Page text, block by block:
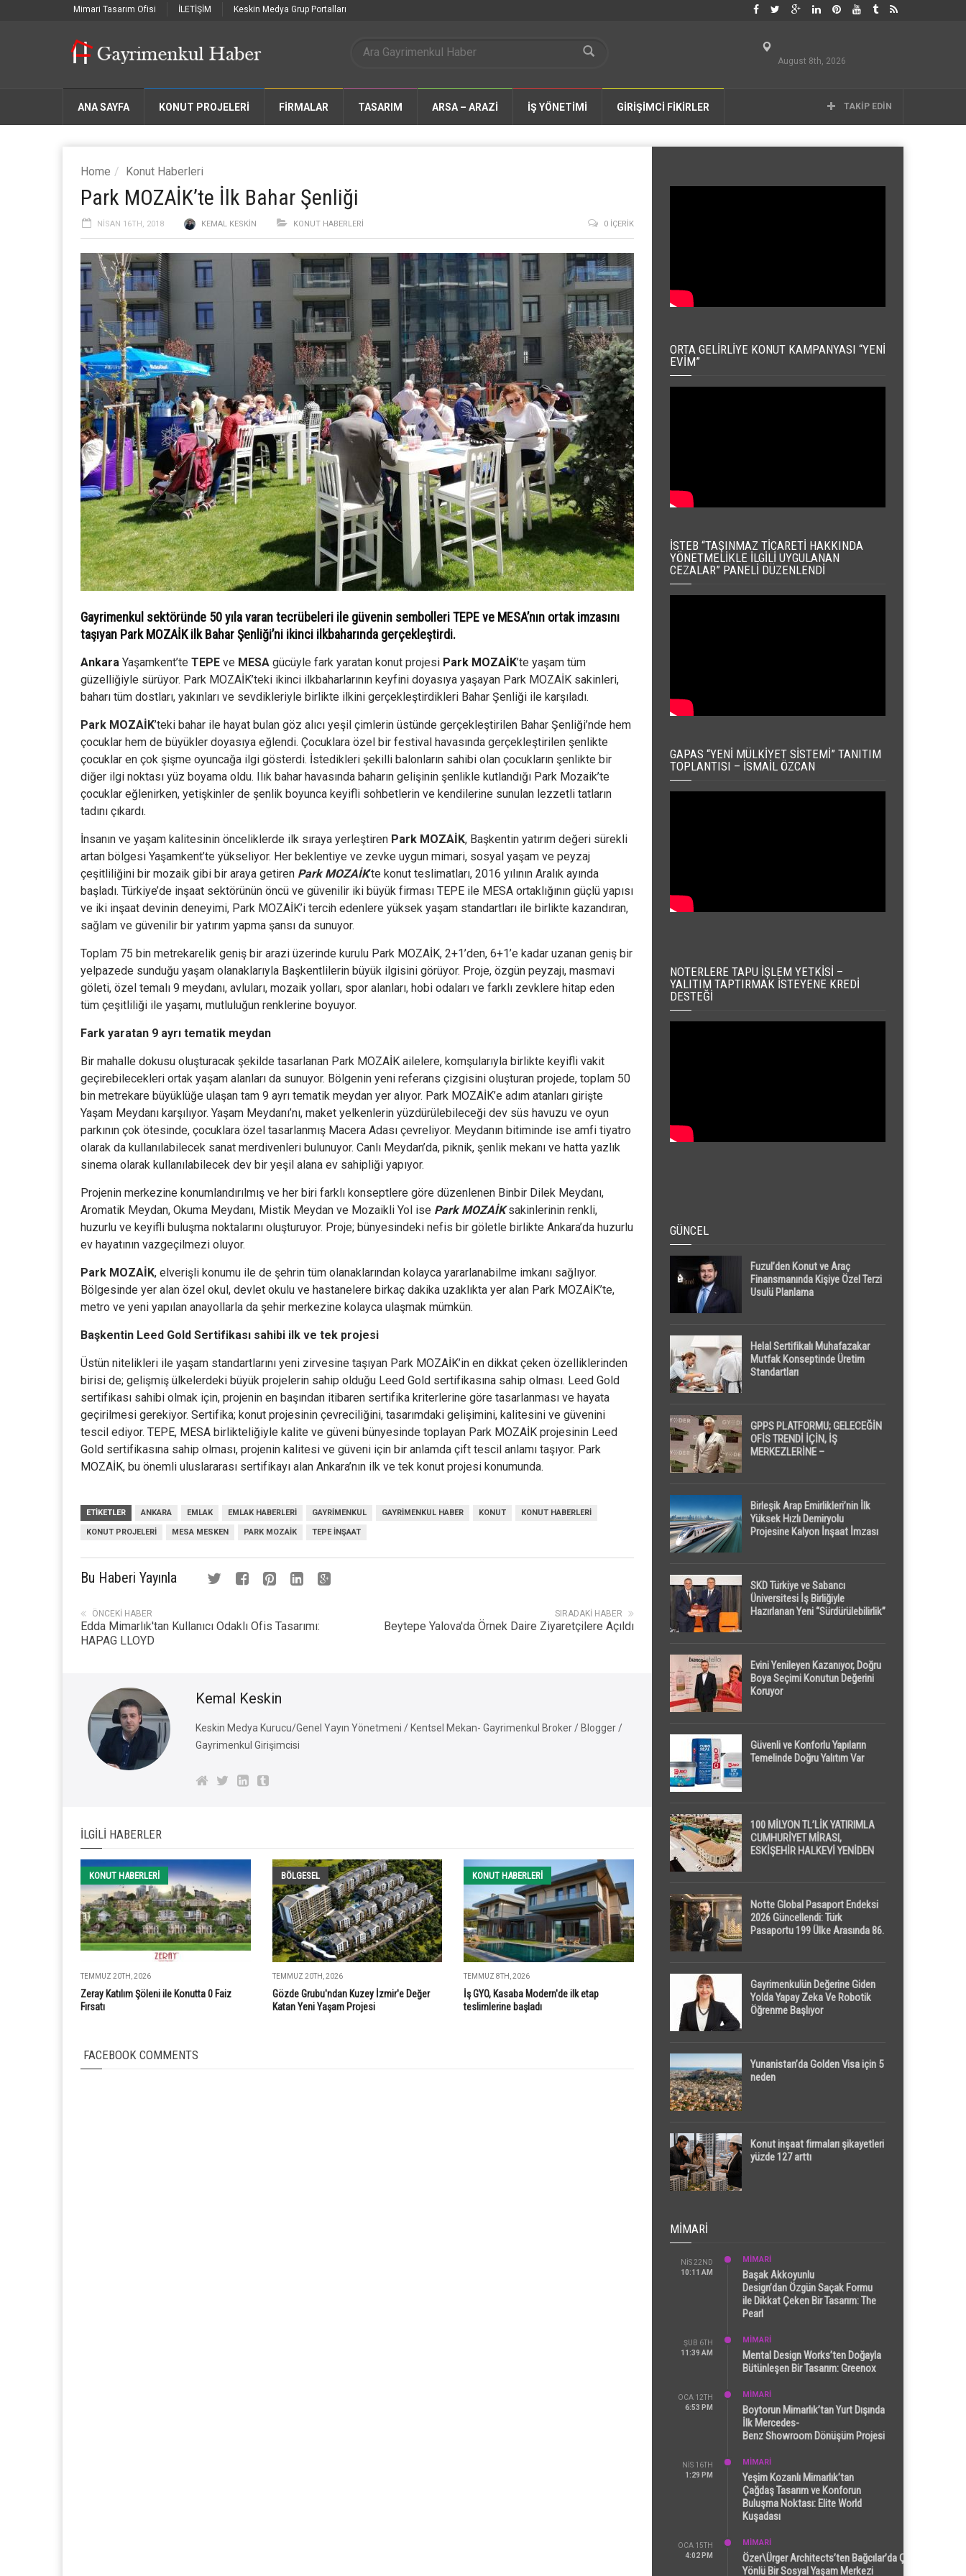
Mimari Tasarım Ofisi İLETİŞİM Keskin Medya Grup Portalları
August 8th, 2026
ANA SAYFA KONUT PROJELERİ FIRMALAR TASARIM ARSA – ARAZİ İŞ YÖNETİMİ GİRİŞİMCİ FİKİRLER TAKIP EDIN
Home Konut Haberleri
Park MOZAİK’te İlk Bahar Şenliği
NISAN 16TH, 2018 KEMAL KESKIN KONUT HABERLERI 0 İÇERIK
Gayrimenkul sektöründe 50 yıla varan tecrübeleri ile güvenin sembolleri TEPE ve MESA’nın ortak imzasını
taşıyan Park MOZAİK ilk Bahar Şenliği’ni ikinci ilkbaharında gerçekleştirdi.
Ankara Yaşamkent’te TEPE ve MESA gücüyle fark yaratan konut projesi Park MOZAİK’te yaşam tüm
güzelliğiyle sürüyor. Park MOZAİK’teki ikinci ilkbaharlarının keyfini doyasıya yaşayan Park MOZAİK sakinleri,
baharı tüm dostları, yakınları ve sevdikleriyle birlikte ilkini gerçekleştirdikleri Bahar Şenliği ile karşıladı.
Park MOZAİK’teki bahar ile hayat bulan göz alıcı yeşil çimlerin üstünde gerçekleştirilen Bahar Şenliği’nde hem
çocuklar hem de büyükler doyasıya eğlendi. Çocuklara özel bir festival havasında gerçekleştirilen şenlikte
çocuklar en çok şişme oyuncağa ilgi gösterdi. İstedikleri şekilli balonların sahibi olan çocukların şenlikte bir
diğer ilgi noktası yüz boyama oldu. Ilık bahar havasında baharın gelişinin şenlikle kutlandığı Park Mozaik’te
çocuklar eğlenirken, yetişkinler de şenlik boyunca keyifli sohbetlerin ve kendilerine sunulan lezzetli tatların
tadını çıkardı.
İnsanın ve yaşam kalitesinin önceliklerde ilk sıraya yerleştiren Park MOZAİK, Başkentin yatırım değeri sürekli
artan bölgesi Yaşamkent’te yükseliyor. Her beklentiye ve zevke uygun mimari, sosyal yaşam ve peyzaj
çeşitliliğini bir mozaik gibi bir araya getiren Park MOZAİK’te konut teslimatları, 2016 yılının Aralık ayında
başladı. Türkiye’de inşaat sektörünün öncü ve güvenilir iki büyük firması TEPE ile MESA ortaklığının güçlü yapısı
ve iki inşaat devinin deneyimi, Park MOZAİK’i tercih edenlere yüksek yaşam standartları ile birlikte kazandıran,
sağlam ve güvenilir bir yatırım yapma şansı da sunuyor.
Toplam 75 bin metrekarelik geniş bir arazi üzerinde kurulu Park MOZAİK, 2+1’den, 6+1’e kadar uzanan geniş bir
yelpazede sunduğu yaşam olanaklarıyla Başkentlilerin büyük ilgisini görüyor. Proje, özgün peyzajı, masmavi
göleti, özel temalı 9 meydanı, avluları, mozaik yolları, spor alanları, hobi odaları ve farklı zevklere hitap eden
tüm çeşitliliği ile yaşamı, mutluluğun renklerine boyuyor.
Fark yaratan 9 ayrı tematik meydan
Bir mahalle dokusu oluşturacak şekilde tasarlanan Park MOZAİK ailelere, komşularıyla birlikte keyifli vakit
geçirebilecekleri ortak yaşam alanları da sunuyor. Bölgenin yeni referans çizgisini oluşturan projede, toplam 50
bin metrekare büyüklüğe ulaşan tam 9 ayrı tematik meydan yer alıyor. Park MOZAİK’e adım atanları girişte
Yaşam Meydanı karşılıyor. Yaşam Meydanı’nı, maket yelkenlerin yüzdürülebileceği dev süs havuzu ve oyun
parkının çok ötesinde, çocuklara özel tasarlanmış Macera Adası çevreliyor. Meydanın bitiminde ise amfi tiyatro
olarak da kullanılabilecek sanat merdivenleri bulunuyor. Canlı Meydan’da, piknik, şenlik mekanı ve hatta yazlık
sinema olarak kullanılabilecek dev bir yeşil alana ev sahipliği yapıyor.
Projenin merkezine konumlandırılmış ve her biri farklı konseptlere göre düzenlenen Binbir Dilek Meydanı,
Aromatik Meydan, Okuma Meydanı, Mistik Meydan ve Mozaikli Yol ise Park MOZAİKsakinlerinin renkli,
huzurlu ve keyifli buluşma noktalarını oluşturuyor. Proje; bünyesindeki nefis bir göletle birlikte Ankara’da huzurlu
ev hayatının vazgeçilmezi oluyor.
Park MOZAİK, elverişli konumu ile de şehrin tüm olanaklarından kolayca yararlanabilme imkanı sağlıyor.
Bölgesinde yer alan özel okul, devlet okulu ve hastanelere birkaç dakika uzaklıkta yer alan Park MOZAİK’te,
metro ve yeni yapılan anayollarla da şehir merkezine kolayca ulaşmak mümkün.
Başkentin Leed Gold Sertifikası sahibi ilk ve tek projesi
Üstün nitelikleri ile yaşam standartlarını yeni zirvesine taşıyan Park MOZAİK’in en dikkat çeken özelliklerinden
birisi de; gelişmiş ülkelerdeki büyük projelerin sahip olduğu Leed Gold sertifikasına sahip olması. Leed Gold
sertifikası sahibi olmak için, projenin en başından itibaren sertifika kriterlerine göre tasarlanması ve hayata
geçirilmesi gerekiyor. Sertifika; konut projesinin çevreciliğini, tasarımdaki gelişimini, kalitesini ve güvenini
tescil ediyor. TEPE, MESA birlikteliğiyle kalite ve güveni bünyesinde toplayan Park MOZAİK projesinin Leed
Gold sertifikasına sahip olması, projenin kalitesi ve güveni için bir anlamda çift tescil anlamı taşıyor. Park
MOZAİK, bu önemli uluslararası sertifikayı alan Ankara’nın ilk ve tek konut projesi konumunda.
ETIKETLER ANKARA EMLAK EMLAK HABERLERI GAYRIMENKUL GAYRIMENKUL HABER KONUT KONUT HABERLERI
KONUT PROJELERI MESA MESKEN PARK MOZAIK TEPE İNŞAAT
Bu Haberi Yayınla
SIRADAKI HABER
Beytepe Yalova'da Örnek Daire Ziyaretçilere Açıldı
ÖNCEKI HABER
Edda Mimarlık'tan Kullanıcı Odaklı Ofis Tasarımı:
HAPAG LLOYD
Kemal Keskin
Keskin Medya Kurucu/Genel Yayın Yönetmeni / Kentsel Mekan- Gayrimenkul Broker / Blogger /
Gayrimenkul Girişimcisi
İLGILI HABERLER
KONUT HABERLERI
TEMMUZ 20TH, 2026
Zeray Katılım Şöleni ile Konutta 0 Faiz
Fırsatı
BÖLGESEL
TEMMUZ 20TH, 2026
Gözde Grubu'ndan Kuzey İzmir'e Değer
Katan Yeni Yaşam Projesi
KONUT HABERLERI
TEMMUZ 8TH, 2026
İş GYO, Kasaba Modern'de ilk etap
teslimlerine başladı
FACEBOOK COMMENTS
ORTA GELIRLIYE KONUT KAMPANYASI “YENI
EVIM”
İSTEB “TAŞINMAZ TICARETI HAKKINDA
YÖNETMELIKLE İLGILI UYGULANAN
CEZALAR” PANELI DÜZENLENDI
GAPAS “YENI MÜLKIYET SISTEMI” TANITIM
TOPLANTISI – İSMAIL ÖZCAN
NOTERLERE TAPU İŞLEM YETKISI –
YALITIM TAPTIRMAK İSTEYENE KREDI
DESTEĞI
GÜNCEL
Fuzul’den Konut ve Araç
Finansmanında Kişiye Özel Terzi
Usulü Planlama
Helal Sertifikalı Muhafazakar
Mutfak Konseptinde Üretim
Standartları
GPPS PLATFORMU; GELECEĞİN
OFİS TRENDİ İÇİN, İŞ
MERKEZLERİNE –
Birleşik Arap Emirlikleri’nin İlk
Yüksek Hızlı Demiryolu
Projesine Kalyon İnşaat İmzası
SKD Türkiye ve Sabancı
Üniversitesi İş Birliğiyle
Hazırlanan Yeni “Sürdürülebilirlik”
Evini Yenileyen Kazanıyor, Doğru
Boya Seçimi Konutun Değerini
Koruyor
Güvenli ve Konforlu Yapıların
Temelinde Doğru Yalıtım Var
100 MİLYON TL’LİK YATIRIMLA
CUMHURİYET MİRASI,
ESKİŞEHİR HALKEVİ YENİDEN
Notte Global Pasaport Endeksi
2026 Güncellendi: Türk
Pasaportu 199 Ülke Arasında 86.
Gayrimenkulün Değerine Giden
Yolda Yapay Zeka Ve Robotik
Öğrenme Başlıyor
Yunanistan’da Golden Visa için 5
neden
Konut inşaat firmaları şikayetleri
yüzde 127 arttı
MIMARI
NIS 22ND
10:11 AM
MİMARİ
Başak Akkoyunlu
Design’dan Özgün Saçak Formu
ile Dikkat Çeken Bir Tasarım: The
Pearl
ŞUB 6TH
11:39 AM
MİMARİ
Mental Design Works’ten Doğayla
Bütünleşen Bir Tasarım: Greenox
OCA 12TH
6:53 PM
MİMARİ
Boytorun Mimarlık’tan Yurt Dışında
İlk Mercedes-
Benz Showroom Dönüşüm Projesi
NIS 16TH
1:29 PM
MİMARİ
Yeşim Kozanlı Mimarlık’tan
Çağdaş Tasarım ve Konforun
Buluşma Noktası: Elite World
Kuşadası
OCA 15TH
4:02 PM
MİMARİ
Özer\Ürger Architects’ten Bağcılar’da Çok
Yönlü Bir Sosyal Yaşam Merkezi